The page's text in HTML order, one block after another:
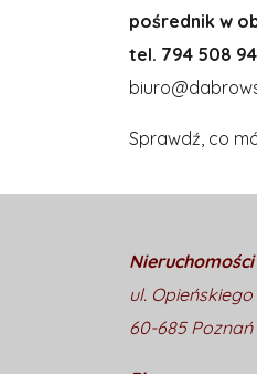
pośrednik w
tel. 794 508
Sprawdź, co
ul. Opieńskiego
60-685 Poznań